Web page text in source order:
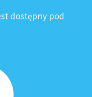
dostępny pod